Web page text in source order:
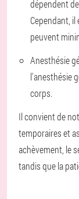
dépendent
Cependant,
peuvent
Anesthésie
l'anesthésie
corps.
Il convient de
temporaires et
achèvement, le
tandis que la